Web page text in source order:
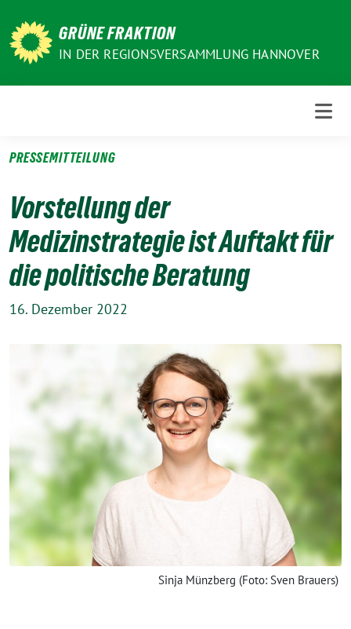
zum
Inhalt
GRÜNE FRAKTION
IN DER REGIONSVERSAMMLUNG HANNOVER
PRESSEMITTEILUNG
Vorstellung der
Medizinstrategie ist Auftakt für
die politische Beratung
16. Dezember 2022
Sinja Münzberg (Foto: Sven Brauers)